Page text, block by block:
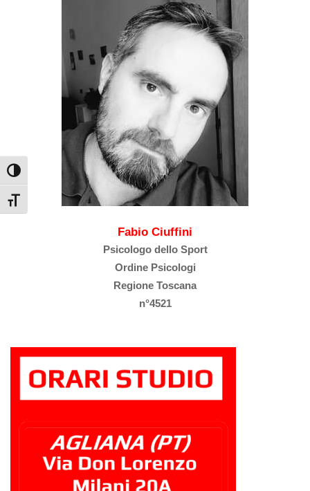
Attiva/disattiva alto contrasto
Attiva/disattiva dimensione testo
Fabio Ciuffini
Psicologo dello Sport
Ordine Psicologi
Regione Toscana
n°4521